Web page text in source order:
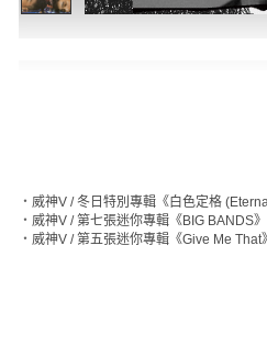
‧ 威神V / 冬日特別專輯《白色定格
‧ 威神V / 第七張迷你專輯《BIG BANDS
‧ 威神V / 第五張迷你專輯《Give Me That